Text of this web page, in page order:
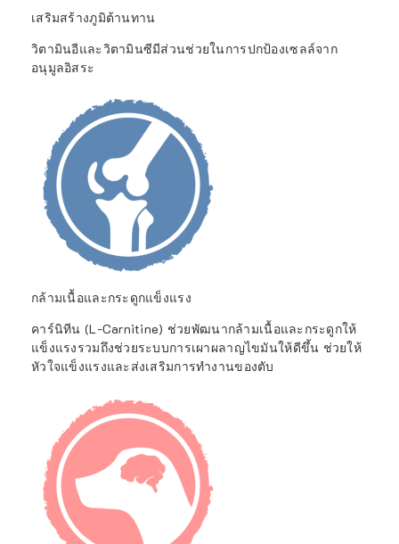
เสริมสร้างภูมิต้านทาน
วิตามินอีและวิตามินซีมีส่วนช่วยในการปกป้องเซลล์จาก
อนุมูลอิสระ
กล้ามเนื้อและกระดูกแข็งแรง
คาร์นิทีน (L-Carnitine) ช่วยพัฒนากล้ามเนื้อและกระดูกให้
แข็งแรงรวมถึงช่วยระบบการเผาผลาญไขมันให้ดีขึ้น ช่วยให้
หัวใจแข็งแรงและส่งเสริมการทำงานของตับ